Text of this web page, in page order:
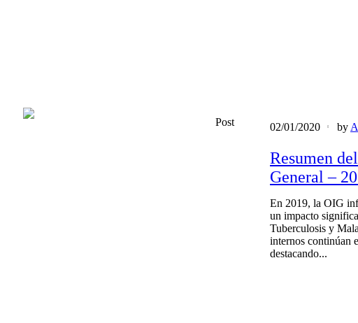
Post 02/01/2020 by
Resumen
General –
En 2019, la OIG
un impacto
Tuberculosis y
internos continúan
destacando...